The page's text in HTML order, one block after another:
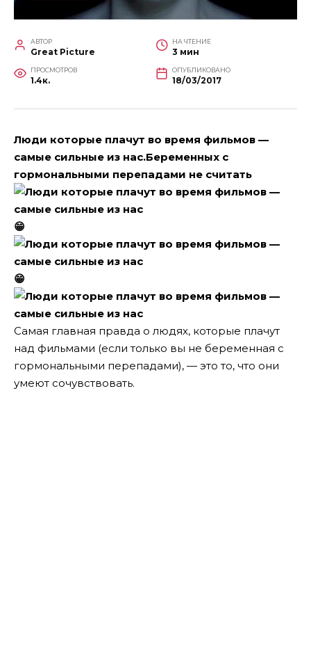
АВТОР
Great Picture
НА ЧТЕНИЕ
3 мин
ПРОСМОТРОВ
1.4к.
ОПУБЛИКОВАНО
18/03/2017
Люди которые плачут во время фильмов —
самые сильные из нас.Беременных с
гормональными перепадами не считать
😁
😁
Самая главная правда о людях, которые плачут
над фильмами (если только вы не беременная с
гормональными перепадами), — это то, что они
умеют сочувствовать.